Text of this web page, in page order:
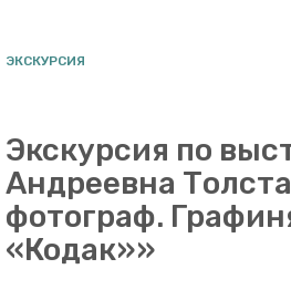
ЭКСКУРСИЯ
Экскурсия по
Андреевна
фотограф.
«Кодак»»